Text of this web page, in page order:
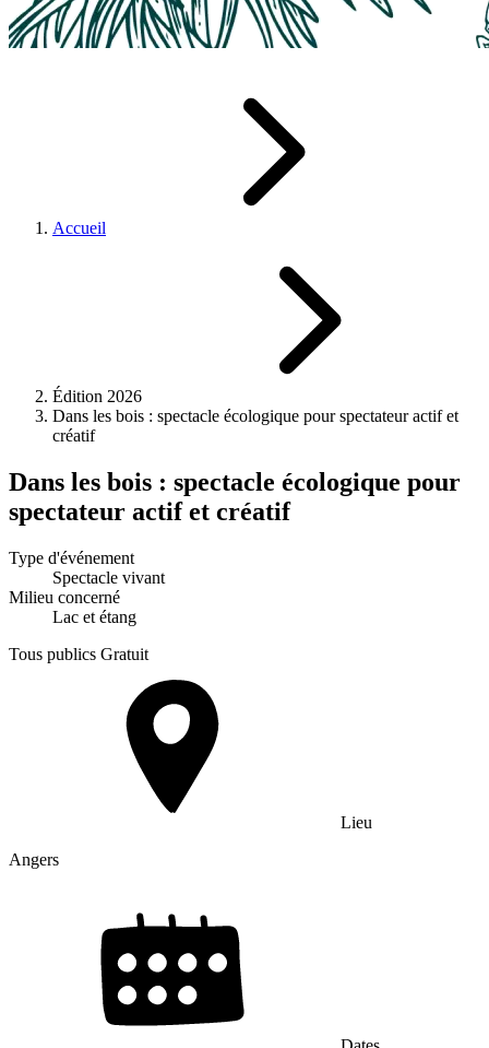
Accueil
Édition 2026
Dans les bois : spectacle écologique pour spectateur actif et
créatif
Dans les bois : spectacle écologique pour
spectateur actif et créatif
Type d'événement
Spectacle vivant
Milieu concerné
Lac et étang
Tous publics Gratuit
Lieu
Angers